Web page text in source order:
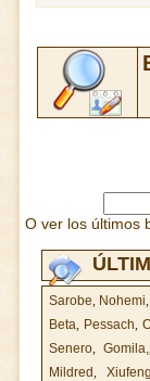
O ver los últimos
Sarobe, Nohemi
Beta, Pessach,
Senero, Gomila,
Mildred, Xiufeng